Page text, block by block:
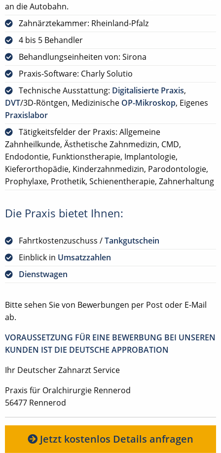
an die Autobahn.
Zahnärztekammer: Rheinland-Pfalz
4 bis 5 Behandler
Behandlungseinheiten von: Sirona
Praxis-Software: Charly Solutio
Technische Ausstattung: Digitalisierte Praxis,
DVT/3D-Röntgen, Medizinische OP-Mikroskop, Eigenes
Praxislabor
Tätigkeitsfelder der Praxis: Allgemeine
Zahnheilkunde, Ästhetische Zahnmedizin, CMD,
Endodontie, Funktionstherapie, Implantologie,
Kieferorthopädie, Kinderzahnmedizin, Parodontologie,
Prophylaxe, Prothetik, Schienentherapie, Zahnerhaltung
Die Praxis bietet Ihnen:
Fahrtkostenzuschuss /Tankgutschein
Einblick in Umsatzzahlen
Dienstwagen
Bitte sehen Sie von Bewerbungen per Post oder E-Mail
ab.
VORAUSSETZUNG FÜR EINE BEWERBUNG BEI UNSEREN
KUNDEN IST DIE DEUTSCHE APPROBATION
Ihr Deutscher Zahnarzt Service
Praxis für Oralchirurgie Rennerod
56477 Rennerod
Jetzt kostenlos Details anfragen